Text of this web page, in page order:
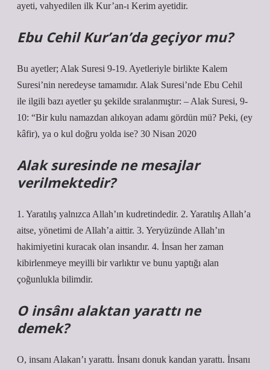
ayeti, vahyedilen ilk Kur’an-ı Kerim ayetidir.
Ebu Cehil Kur’an’da geçiyor mu?
Bu ayetler; Alak Suresi 9-19. Ayetleriyle birlikte Kalem
Suresi’nin neredeyse tamamıdır. Alak Suresi’nde Ebu Cehil
ile ilgili bazı ayetler şu şekilde sıralanmıştır: – Alak Suresi, 9-
10: “Bir kulu namazdan alıkoyan adamı gördün mü? Peki, (ey
kâfir), ya o kul doğru yolda ise? 30 Nisan 2020
Alak suresinde ne mesajlar
verilmektedir?
1. Yaratılış yalnızca Allah’ın kudretindedir. 2. Yaratılış Allah’a
aitse, yönetimi de Allah’a aittir. 3. Yeryüzünde Allah’ın
hakimiyetini kuracak olan insandır. 4. İnsan her zaman
kibirlenmeye meyilli bir varlıktır ve bunu yaptığı alan
çoğunlukla bilimdir.
O insânı alaktan yarattı ne
demek?
O, insanı Alakan’ı yarattı. İnsanı donuk kandan yarattı. İnsanı